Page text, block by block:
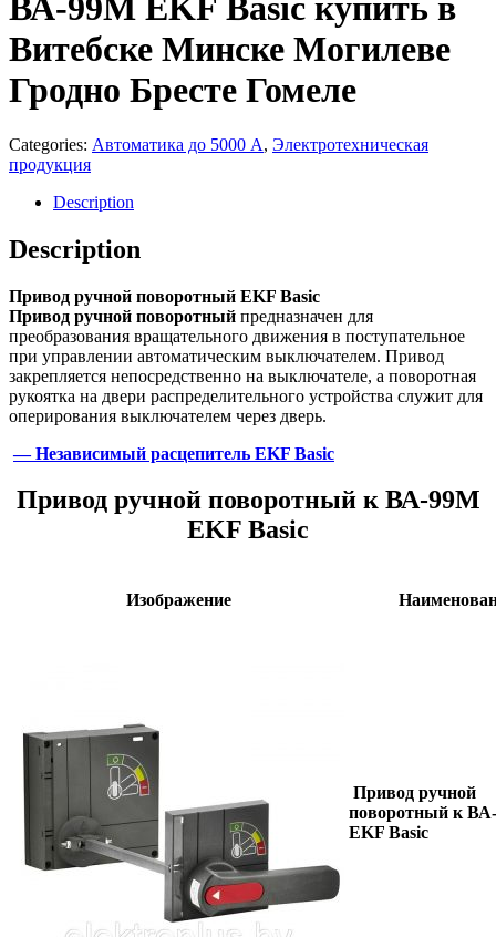
ВА-99М EKF Basic купить в
Витебске Минске Могилеве
Гродно Бресте Гомеле
Categories: Автоматика до 5000 А, Электротехническая
продукция
Description
Description
Привод ручной поворотный EKF Basic
Привод ручной поворотный предназначен для
преобразования вращательного движения в поступательное
при управлении автоматическим выключателем. Привод
закрепляется непосредственно на выключателе, а поворотная
рукоятка на двери распределительного устройства служит для
оперирования выключателем через дверь.
— Независимый расцепитель EKF Basic
Привод ручной поворотный к ВА-99М
EKF Basic
Изображение
Привод ручной
поворотный к
EKF Basic